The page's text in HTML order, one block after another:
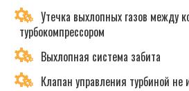
Утечка выхлопных газов между
турбокомпрессором
Выхлопная система забита
Клапан управления турбиной не